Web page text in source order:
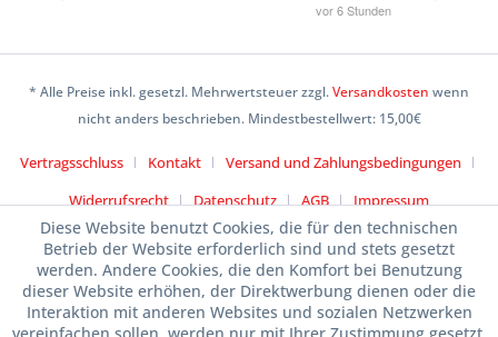
* Alle Preise inkl. gesetzl. Mehrwertsteuer zzgl.Versandkosten wenn
nicht anders beschrieben. Mindestbestellwert: 15,00€
Vertragsschluss Kontakt
Versand und Zahlungsbedingungen
Widerrufsrecht
Datenschutz AGB Impressum
Diese Website benutzt Cookies, die für den technischen
Betrieb der Website erforderlich sind und stets gesetzt
werden. Andere Cookies, die den Komfort bei Benutzung
dieser Website erhöhen, der Direktwerbung dienen oder die
Interaktion mit anderen Websites und sozialen Netzwerken